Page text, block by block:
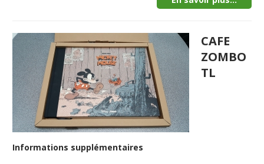
CAFE
ZOMBO
TL
Informations supplémentaires